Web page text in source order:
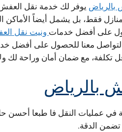
يوفر لك خدمة نقل
فقط، بل يشمل أيضاً الأماكن
على أفضل خدمات ونيت نقل
التواصل معنا للحصول على أفضل
تكلفة، مع ضمان أمان وراحة لك
بالرياض
عمليات النقل فا طبعا أحسن
الدقة.